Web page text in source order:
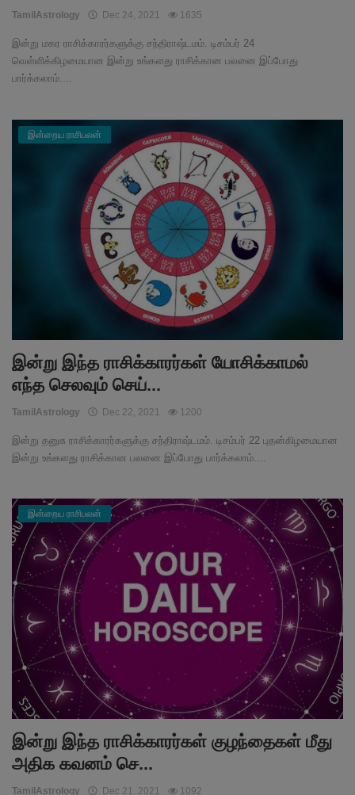
TamilAstrology Dec 24, 2021 1635
இன்று மகர ராசிக்காரர்களுக்கு சந்திராஷ்டமம். டிசம்பர் 24
வெள்ளிக்கிழமையான இன்று உங்களது ராசிக்கான பலனை இப்போது
பார்க்கலாம்....
இன்றைய ராசிபலன்
இன்று இந்த ராசிக்காரர்கள் யோசிக்காமல்
எந்த செலவும் செய்...
TamilAstrology Dec 22, 2021 1200
இன்று தனுசு ராசிக்காரர்களுக்கு சந்திராஷ்டமம். டிசம்பர் 22 புதன்கிழமையான
இன்று உங்களது ராசிக்கான பலனை இப்போது பார்க்கலாம்....
இன்றைய ராசிபலன்
இன்று இந்த ராசிக்காரர்கள் குழந்தைகள் மீது
அதிக கவனம் செ...
TamilAstrology Dec 21, 2021 1092